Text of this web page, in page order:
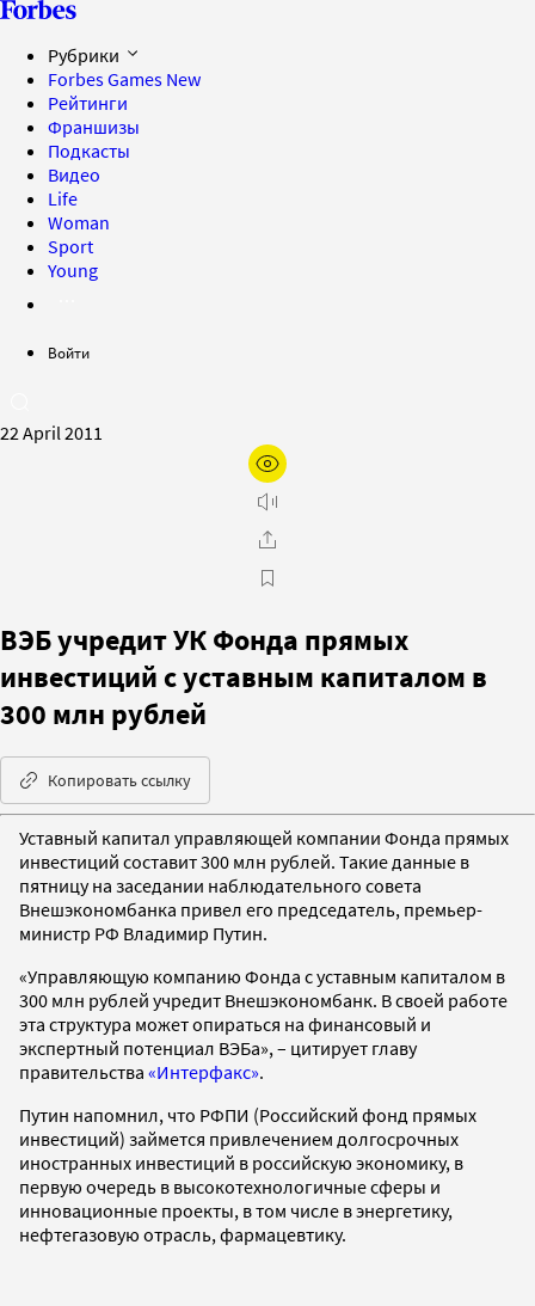
Рубрики
Forbes Games New
Рейтинги
Франшизы
Подкасты
Видео
Life
Woman
Sport
Young
Войти
22 April 2011
ВЭБ учредит УК Фонда прямых
инвестиций с уставным капиталом в
300 млн рублей
Копировать ссылку
Уставный капитал управляющей компании Фонда прямых
инвестиций составит 300 млн рублей. Такие данные в
пятницу на заседании наблюдательного совета
Внешэкономбанка привел его председатель, премьер-
министр РФ Владимир Путин.
«Управляющую компанию Фонда с уставным капиталом в
300 млн рублей учредит Внешэкономбанк. В своей работе
эта структура может опираться на финансовый и
экспертный потенциал ВЭБа», – цитирует главу
правительства «Интерфакс».
Путин напомнил, что РФПИ (Российский фонд прямых
инвестиций) займется привлечением долгосрочных
иностранных инвестиций в российскую экономику, в
первую очередь в высокотехнологичные сферы и
инновационные проекты, в том числе в энергетику,
нефтегазовую отрасль, фармацевтику.